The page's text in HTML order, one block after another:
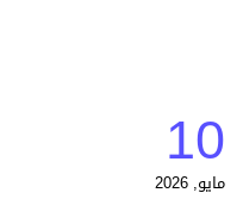
10
مايو, 2026